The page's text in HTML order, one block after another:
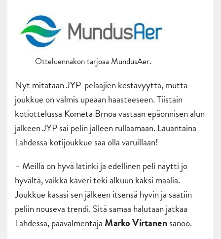
Otteluennakon tarjoaa MundusAer.
Nyt mitataan JYP-pelaajien kestävyyttä, mutta
joukkue on valmis upeaan haasteeseen. Tiistain
kotiottelussa Kometa Brnoa vastaan epäonnisen alun
jälkeen JYP sai pelin jälleen rullaamaan. Lauantaina
Lahdessa kotijoukkue saa olla varuillaan!
– Meillä on hyvä latinki ja edellinen peli näytti jo
hyvältä, vaikka kaveri teki alkuun kaksi maalia.
Joukkue kasasi sen jälkeen itsensä hyvin ja saatiin
peliin nouseva trendi. Sitä samaa halutaan jatkaa
Lahdessa, päävalmentaja Marko Virtanensanoo.